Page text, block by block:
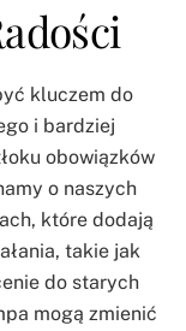
kluczem do
i bardziej
obowiązków
o naszych
które dodają
takie jak
do starych
mogą zmienić